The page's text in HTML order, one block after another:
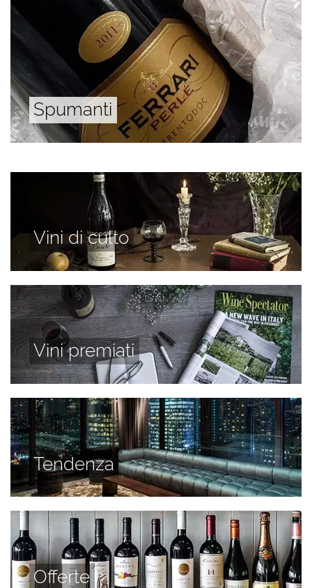
Spumanti
Vini di culto
Vini premiati
Tendenza
Offerte